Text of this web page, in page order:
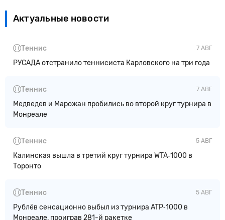
Актуальные новости
7 АВГ
Теннис
РУСАДА отстранило теннисиста Карловского на три года
7 АВГ
Теннис
Медведев и Марожан пробились во второй круг турнира в
Монреале
5 АВГ
Теннис
Калинская вышла в третий круг турнира WTA‑1000 в
Торонто
5 АВГ
Теннис
Рублёв сенсационно выбыл из турнира ATP‑1000 в
Монреале, проиграв 281-й ракетке